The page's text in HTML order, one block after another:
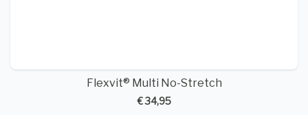
Flexvit® Multi No-Stretch
€ 34,95